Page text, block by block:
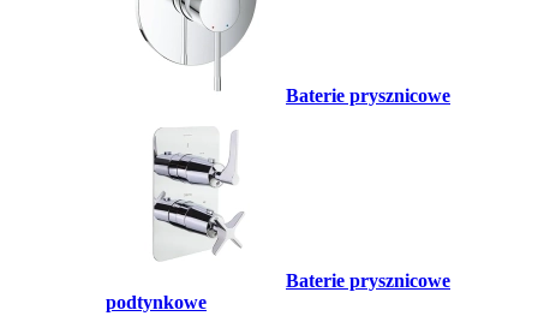
Baterie prysznicowe
Baterie prysznicowe
podtynkowe